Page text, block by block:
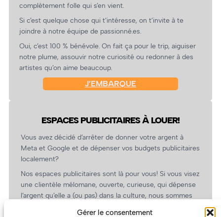
Gérer le consentement
complètement folle qui s’en vient.
Si c’est quelque chose qui t’intéresse, on t’invite à te
joindre à notre équipe de passionné.es.
Oui, c’est 100 % bénévole. On fait ça pour le trip, aiguiser
notre plume, assouvir notre curiosité ou redonner à des
artistes qu’on aime beaucoup.
J’EMBARQUE
ESPACES PUBLICITAIRES À LOUER!
Vous avez décidé d’arrêter de donner votre argent à
Meta et Google et de dépenser vos budgets publicitaires
localement?
Nos espaces publicitaires sont là pour vous! Si vous visez
une clientèle mélomane, ouverte, curieuse, qui dépense
l’argent qu’elle a (ou pas) dans la culture, nous sommes